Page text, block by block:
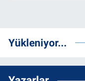
Yükleniyor...